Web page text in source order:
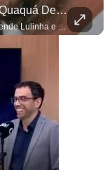
Vice-Presidente Do PT, Washington Quaquá Defende Lulinha E Diz Que Ele Vive Em Condições Precárias
Vice-presidente do PT, Washington Quaquá defende Lulinha e diz que ele vive em condições espartanas na Espanha. #OAntagonista Se você busca informação com credibilidade, inscreva-se agora e ative o